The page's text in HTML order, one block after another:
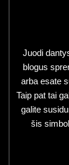
Juodi
blogus
arba esate
Taip pat tai
galite
šis